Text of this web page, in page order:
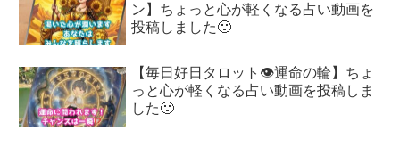
ン】ちょっと心が軽くなる占い動画を
投稿しました🙂
【毎日好日タロット👁️運命の輪】ちょ
っと心が軽くなる占い動画を投稿しま
した🙂